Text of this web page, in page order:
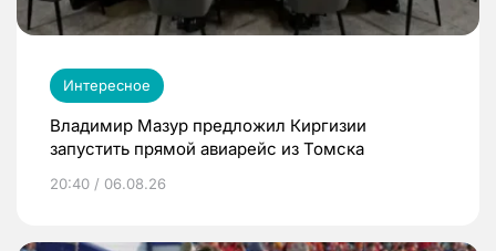
Интересное
Владимир Мазур предложил Киргизии
запустить прямой авиарейс из Томска
20:40 / 06.08.26